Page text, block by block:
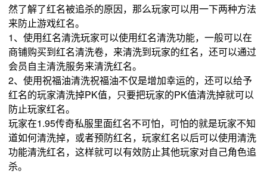
然了解了红名被追杀的原因，那么玩家可以用一下两种方法
来防止游戏红名。
1、使用红名清洗玩家可以使用红名清洗功能，一般可以在
商铺购买到红名清洗卷，来清洗到玩家的红名，还可以通过
会员自主清洗服务来清洗红名。
2、使用祝福油清洗祝福油不仅是增加幸运的，还可以给予
红名的玩家清洗掉PK值，只要把玩家的PK值清洗掉就可以
防止玩家红名。
玩家在1.95传奇私服里面红名不可怕，可怕的就是玩家不知
道如何清洗掉，或者预防红名，玩家红名以后可以使用清洗
功能清洗红名，这样就可以有效防止其他玩家对自己角色追
杀。